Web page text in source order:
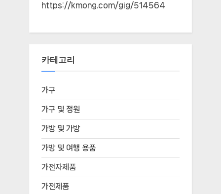
https://kmong.com/gig/514564
카테고리
가구
가구 및 정원
가방 및 가방
가방 및 여행 용품
가전자제품
가전제품